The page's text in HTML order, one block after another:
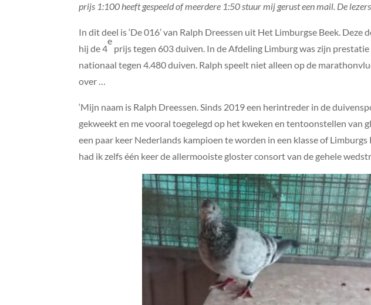
prijs 1:100 heeft gespeeld of meerdere 1:50 stuur mij gerust een mail. De
In dit deel is ‘De 016’ van Ralph Dreessen uit Het Limburgse Beek.
hij de 4
e
prijs tegen 603 duiven. In de Afdeling Limburg was zijn
nationaal tegen 4.480 duiven. Ralph speelt niet alleen op de
over …
‘Mijn naam is Ralph Dreessen. Sinds 2019 een herintreder in de
gekweekt en me vooral toegelegd op het kweken en tentoonstellen van
een paar keer Nederlands kampioen te worden in een klasse of
had ik zelfs één keer de allermooiste gloster consort van de gehele